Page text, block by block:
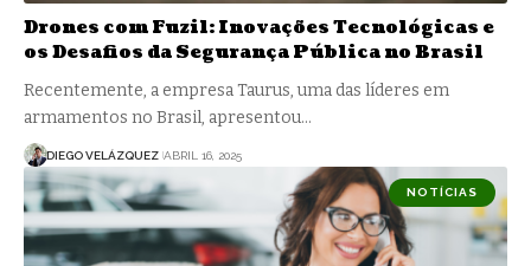
Drones com Fuzil: Inovações Tecnológicas e
os Desafios da Segurança Pública no Brasil
Recentemente, a empresa Taurus, uma das líderes em
armamentos no Brasil, apresentou…
DIEGO VELÁZQUEZ ABRIL 16, 2025
NOTÍCIAS